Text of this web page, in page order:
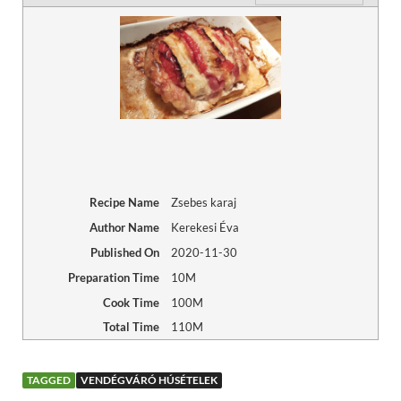
Recipe Name
Zsebes karaj
Author Name
Kerekesi Éva
Published On
2020-11-30
Preparation Time
10M
Cook Time
100M
Total Time
110M
TAGGED VENDÉGVÁRÓ HÚSÉTELEK